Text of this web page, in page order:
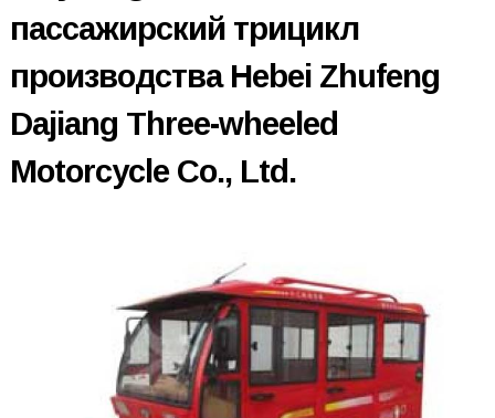
пассажирский трицикл
производства Hebei Zhufeng
Dajiang Three-wheeled
Motorcycle Co., Ltd.